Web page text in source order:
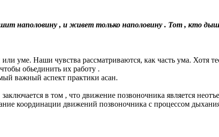
наполовину , и живет только наполовину . Тот , кто
уме. Наши чувства рассматриваются, как часть ума. Хотя
обьединить их работу .
важный аспект практики асан.
в том , что движение позвоночника является
координации движений позвоночника с процессом